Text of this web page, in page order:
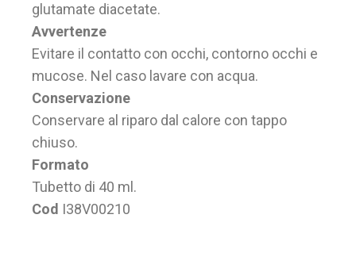
glutamate diacetate.
Avvertenze
Evitare il contatto con occhi, contorno occhi e
mucose. Nel caso lavare con acqua.
Conservazione
Conservare al riparo dal calore con tappo
chiuso.
Formato
Tubetto di 40 ml.
Cod I38V00210